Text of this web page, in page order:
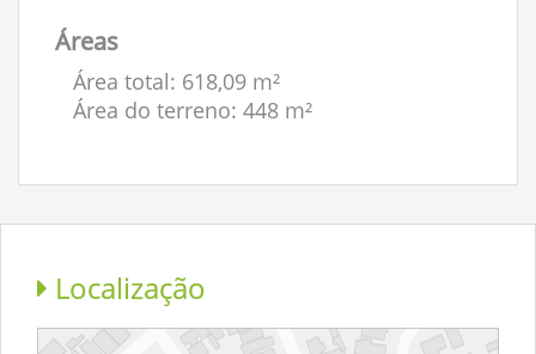
Áreas
Área total: 618,09 m²
Área do terreno: 448 m²
Localização